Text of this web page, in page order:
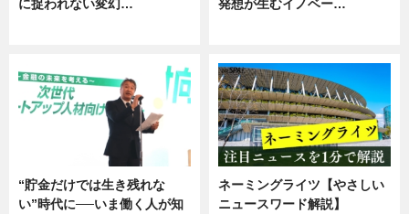
に捉われない変幻…
発想が生むイノベー…
“貯金だけでは生き残れな
い”時代に──いま働く人が知
ネーミングライツ【やさしい
ニュースワード解説】